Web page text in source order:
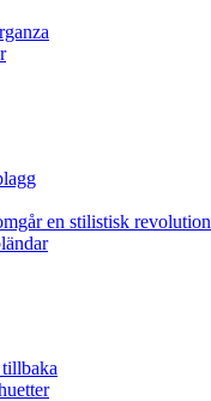
en stilistisk revolution